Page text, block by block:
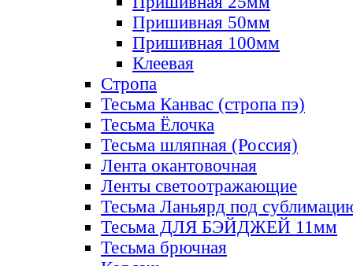
Пришивная 50мм
Пришивная 100мм
Клеевая
Стропа
Тесьма Канвас (стропа пэ)
Тесьма Ёлочка
Тесьма шляпная (Россия)
Лента окантовочная
Ленты светоотражающие
Тесьма Ланьярд под
Тесьма ДЛЯ БЭЙДЖЕЙ 11мм
Тесьма брючная